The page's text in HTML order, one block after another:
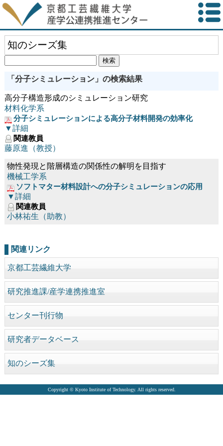
知のシーズ集
「分子シミュレーション」の検索結果
高分子構造形成のシミュレーション研究
材料化学系
分子シミュレーションによる高分子材料開発の効率化
▼詳細
関連教員
藤原進（教授）
物性発現と階層構造の関係性の解明を目指す
機械工学系
ソフトマター材料設計への分子シミュレーションの応用
▼詳細
関連教員
小林祐生（助教）
関連リンク
京都工芸繊維大学
研究推進課/産学連携推進室
センター刊行物
研究者データベース
知のシーズ集
Copyright © Kyoto Institute of Technology. All rights reserved.